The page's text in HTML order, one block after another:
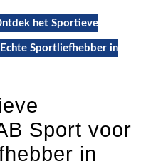
het Sportieve
Sportliefhebber in
Sport voor
in